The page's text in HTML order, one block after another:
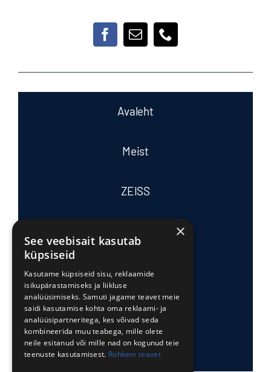
Avaleht
Meist
ZEISS
Tooted ja teenused
Edasimüüjad
Kontakt
×
See veebisait kasutab
küpsiseid
Kasutame küpsiseid sisu, reklaamide
isikupärastamiseks ja liikluse
analüüsimiseks. Samuti jagame teavet meie
saidi kasutamise kohta oma reklaami- ja
analüüsipartneritega, kes võivad seda
kombineerida muu teabega, mille olete
neile esitanud või mille nad on kogunud teie
teenuste kasutamisest. Rohkem teavet